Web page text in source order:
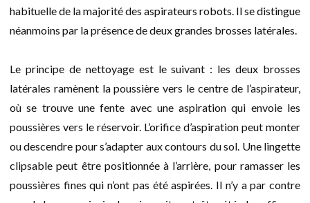
habituelle de la majorité des aspirateurs robots. Il se distingue
néanmoins par la présence de deux grandes brosses latérales.
Le principe de nettoyage est le suivant : les deux brosses
latérales ramènent la poussière vers le centre de l’aspirateur,
où se trouve une fente avec une aspiration qui envoie les
poussières vers le réservoir. L’orifice d’aspiration peut monter
ou descendre pour s’adapter aux contours du sol. Une lingette
clipsable peut être positionnée à l’arrière, pour ramasser les
poussières fines qui n’ont pas été aspirées. Il n’y a par contre